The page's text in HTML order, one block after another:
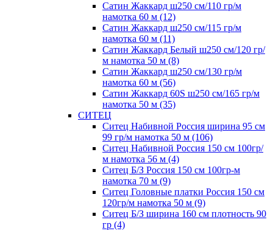
Сатин Жаккард ш250 см/110 гр/м
намотка 60 м (12)
Сатин Жаккард ш250 см/115 гр/м
намотка 60 м (11)
Сатин Жаккард Белый ш250 см/120 гр/
м намотка 50 м (8)
Сатин Жаккард ш250 см/130 гр/м
намотка 60 м (56)
Сатин Жаккард 60S ш250 см/165 гр/м
намотка 50 м (35)
СИТЕЦ
Ситец Набивной Россия ширина 95 см
99 гр/м намотка 50 м (106)
Ситец Набивной Россия 150 см 100гр/
м намотка 56 м (4)
Ситец Б/З Россия 150 см 100гр-м
намотка 70 м (9)
Ситец Головные платки Россия 150 см
120гр/м намотка 50 м (9)
Ситец Б/З ширина 160 см плотность 90
гр (4)